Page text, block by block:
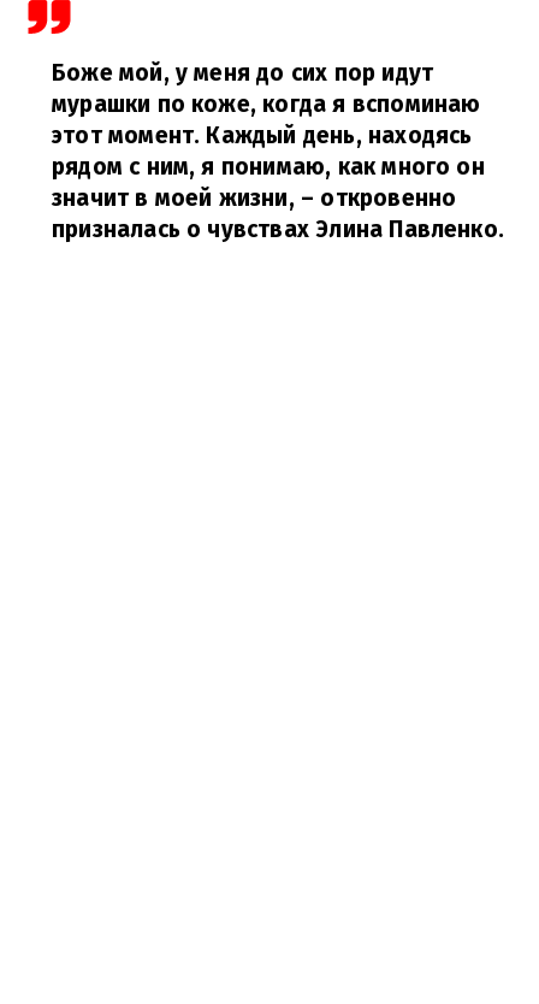
Боже мой, у меня до сих пор идут
мурашки по коже, когда я вспоминаю
этот момент. Каждый день, находясь
рядом с ним, я понимаю, как много он
значит в моей жизни, – откровенно
призналась о чувствах Элина Павленко.